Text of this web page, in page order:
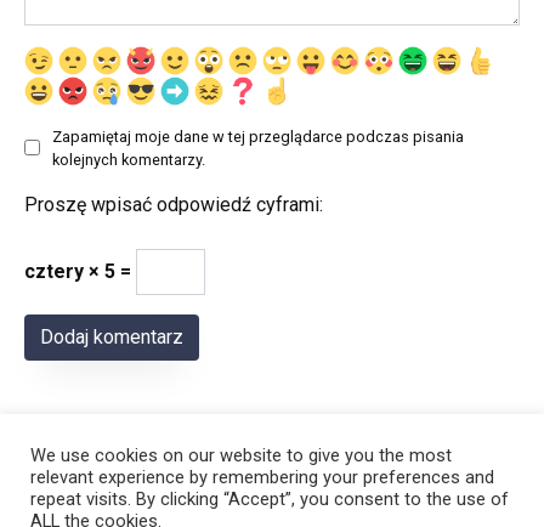
Zapamiętaj moje dane w tej przeglądarce podczas pisania
kolejnych komentarzy.
Proszę wpisać odpowiedź cyframi:
cztery × 5 =
We use cookies on our website to give you the most
relevant experience by remembering your preferences and
repeat visits. By clicking “Accept”, you consent to the use of
ALL the cookies.